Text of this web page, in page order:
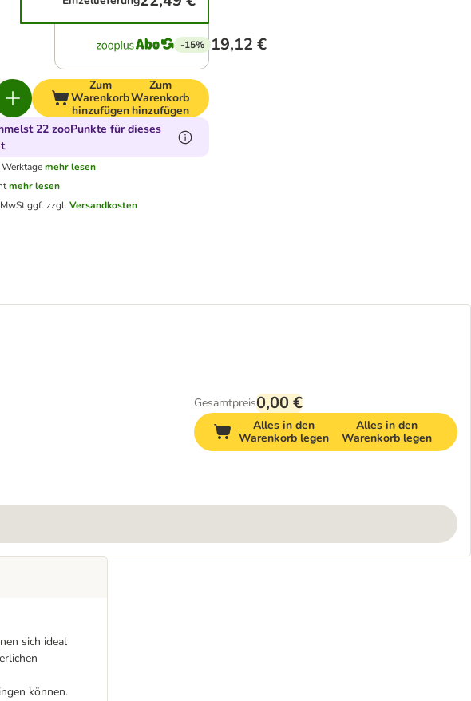
-15% 19,12 €
Zum
Warenkorb
hinzufügen
Zum
Warenkorb
hinzufügen
22 zooPunkte für dieses
mehr lesen
mehr lesen
ggf. zzgl.Versandkosten
Gesamtpreis0,00 €
Alles in den
Warenkorb legen
Alles in den
Warenkorb legen
sich ideal
können.